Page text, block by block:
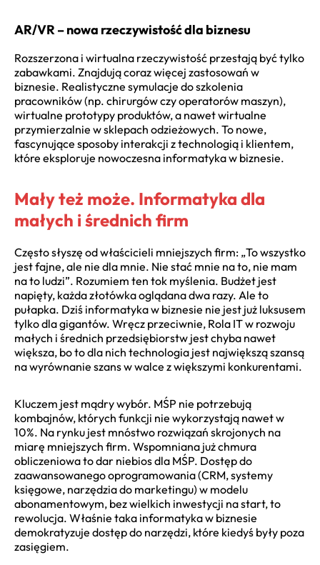
AR/VR – nowa rzeczywistość dla biznesu
Rozszerzona i wirtualna rzeczywistość przestają być tylko
zabawkami. Znajdują coraz więcej zastosowań w
biznesie. Realistyczne symulacje do szkolenia
pracowników (np. chirurgów czy operatorów maszyn),
wirtualne prototypy produktów, a nawet wirtualne
przymierzalnie w sklepach odzieżowych. To nowe,
fascynujące sposoby interakcji z technologią i klientem,
które eksploruje nowoczesna informatyka w biznesie.
Mały też może. Informatyka dla
małych i średnich firm
Często słyszę od właścicieli mniejszych firm: „To wszystko
jest fajne, ale nie dla mnie. Nie stać mnie na to, nie mam
na to ludzi”. Rozumiem ten tok myślenia. Budżet jest
napięty, każda złotówka oglądana dwa razy. Ale to
pułapka. Dziś informatyka w biznesie nie jest już luksusem
tylko dla gigantów. Wręcz przeciwnie, Rola IT w rozwoju
małych i średnich przedsiębiorstw jest chyba nawet
większa, bo to dla nich technologia jest największą szansą
na wyrównanie szans w walce z większymi konkurentami.
Kluczem jest mądry wybór. MŚP nie potrzebują
kombajnów, których funkcji nie wykorzystają nawet w
10%. Na rynku jest mnóstwo rozwiązań skrojonych na
miarę mniejszych firm. Wspomniana już chmura
obliczeniowa to dar niebios dla MŚP. Dostęp do
zaawansowanego oprogramowania (CRM, systemy
księgowe, narzędzia do marketingu) w modelu
abonamentowym, bez wielkich inwestycji na start, to
rewolucja. Właśnie taka informatyka w biznesie
demokratyzuje dostęp do narzędzi, które kiedyś były poza
zasięgiem.